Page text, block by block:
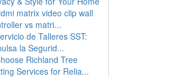
matrix video clip wall
vs matri...
de Talleres SST:
la Segurid...
Richland Tree
Services for Relia...